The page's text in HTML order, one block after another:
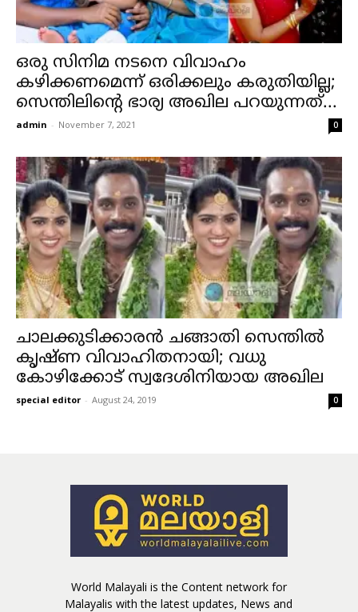
ഒരു സിനിമ നടനെ വിവാഹം
കഴിക്കണമെന്ന് ഒരിക്കലും കരുതിയില്ല;
സെന്തിലിന്റെ ഭാര്യ അഖില പറയുന്നത്...
admin - November 7, 2021 0
ചാലക്കുടിക്കാരൻ ചങ്ങാതി സെന്തിൽ
കൃഷ്ണ വിവാഹിതനായി; വധു
കോഴിക്കോട് സ്വദേശിനിയായ അഖില
special editor - August 24, 2019 0
World Malayali is the Content network for
Malayalis with the latest updates, News and